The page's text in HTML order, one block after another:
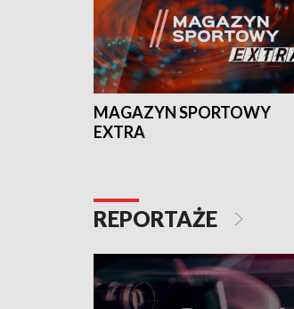
MAGAZYN SPORTOWY
EXTRA
REPORTAŻE